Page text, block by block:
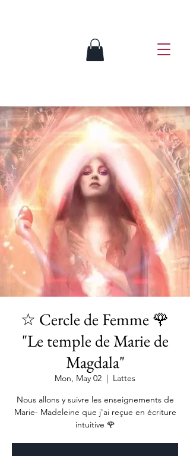
☆ Cercle de Femme 🌹
"Le temple de Marie de
Magdala"
Mon, May 02
  |
Lattes
Nous allons y suivre les enseignements de
Marie- Madeleine que j'ai reçue en écriture
intuitive 🌹